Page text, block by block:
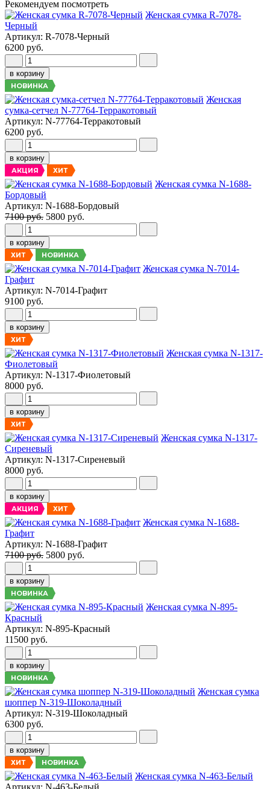
Рекомендуем посмотреть
Женская сумка R-7078-
Черный
Артикул: R-7078-Черный
6200 руб.
в корзину
НОВИНКА
Женская
сумка-сетчел N-77764-Терракотовый
Артикул: N-77764-Терракотовый
6200 руб.
в корзину
АКЦИЯ ХИТ
Женская сумка N-1688-
Бордовый
Артикул: N-1688-Бордовый
7100 руб. 5800 руб.
в корзину
ХИТ НОВИНКА
Женская сумка N-7014-
Графит
Артикул: N-7014-Графит
9100 руб.
в корзину
ХИТ
Женская сумка N-1317-
Фиолетовый
Артикул: N-1317-Фиолетовый
8000 руб.
в корзину
ХИТ
Женская сумка N-1317-
Сиреневый
Артикул: N-1317-Сиреневый
8000 руб.
в корзину
АКЦИЯ ХИТ
Женская сумка N-1688-
Графит
Артикул: N-1688-Графит
7100 руб. 5800 руб.
в корзину
НОВИНКА
Женская сумка N-895-
Красный
Артикул: N-895-Красный
11500 руб.
в корзину
НОВИНКА
Женская сумка
шоппер N-319-Шоколадный
Артикул: N-319-Шоколадный
6300 руб.
в корзину
ХИТ НОВИНКА
Женская сумка N-463-Белый
Артикул: N-463-Белый